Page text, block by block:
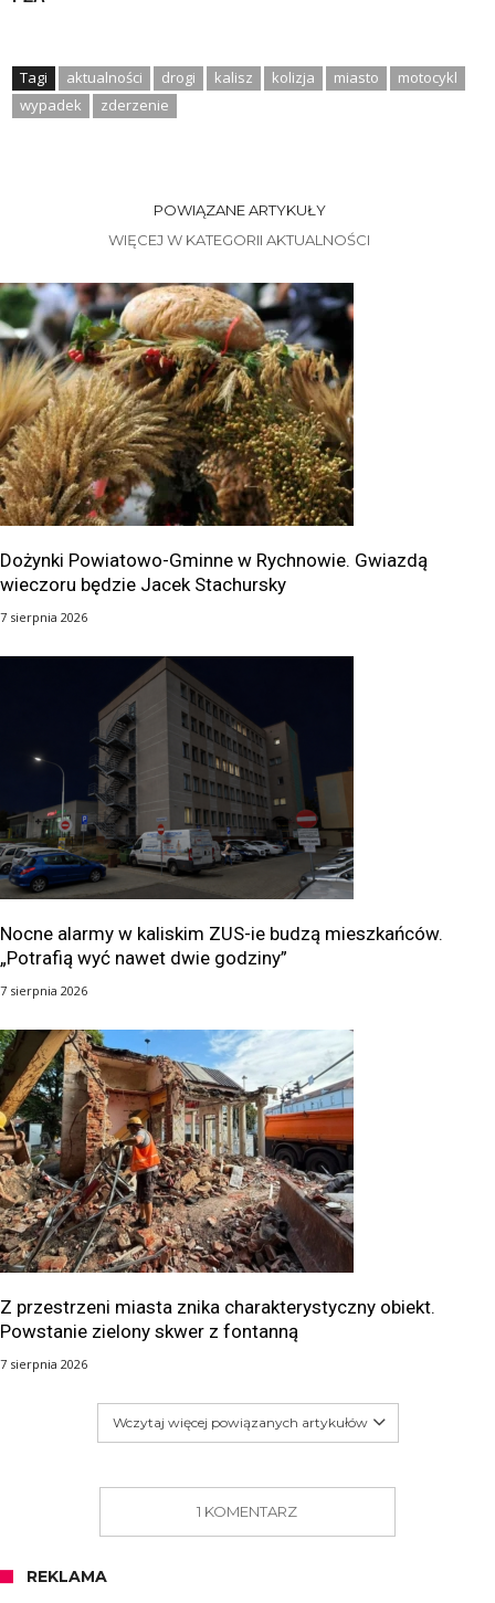
Tagi aktualności drogi kalisz kolizja miasto
motocykl
wypadek
zderzenie
POWIĄZANE ARTYKUŁY
WIĘCEJ W KATEGORII AKTUALNOŚCI
Dożynki Powiatowo-Gminne w Rychnowie. Gwiazdą
wieczoru będzie Jacek Stachursky
7 sierpnia 2026
Nocne alarmy w kaliskim ZUS-ie budzą mieszkańców.
„Potrafią wyć nawet dwie godziny”
7 sierpnia 2026
Z przestrzeni miasta znika charakterystyczny obiekt.
Powstanie zielony skwer z fontanną
7 sierpnia 2026
Wczytaj więcej powiązanych artykułów
1 KOMENTARZ
REKLAMA